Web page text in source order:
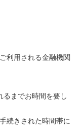
利用される金融機関
るまでお時間を要し
続きされた時間帯に